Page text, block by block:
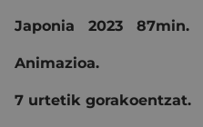
Japonia 2023 87min.
Animazioa.
7 urtetik gorakoentzat.